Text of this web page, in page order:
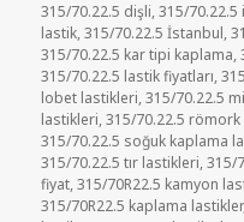
315/70.22.5 dişli,315/70.22.5
lastik,315/70.22.5 İstanbul,
315/70.22.5 kar tipi kaplama,
315/70.22.5 lastik fiyatları,
lobet lastikleri,315/70.22.5
lastikleri,315/70.22.5 römork
315/70.22.5 soğuk kaplama
315/70.22.5 tır lastikleri,315/
fiyat,315/70R22.5 kamyon
315/70R22.5 kaplama lastikler